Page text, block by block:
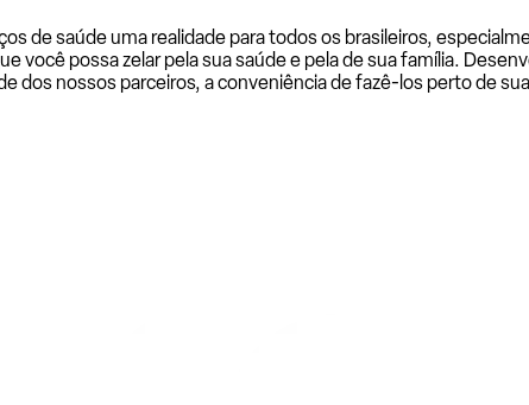
de saúde uma realidade para todos os brasileiros,
você possa zelar pela sua saúde e pela de sua família.
dos nossos parceiros, a conveniência de fazê-los perto de